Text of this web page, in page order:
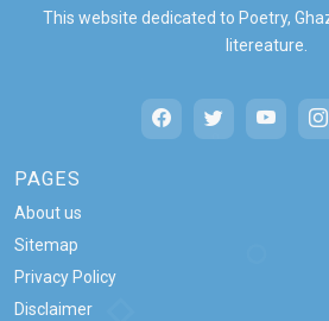
This website dedicated to Poetry,
litereature.
PAGES
About us
Sitemap
Privacy Policy
Disclaimer